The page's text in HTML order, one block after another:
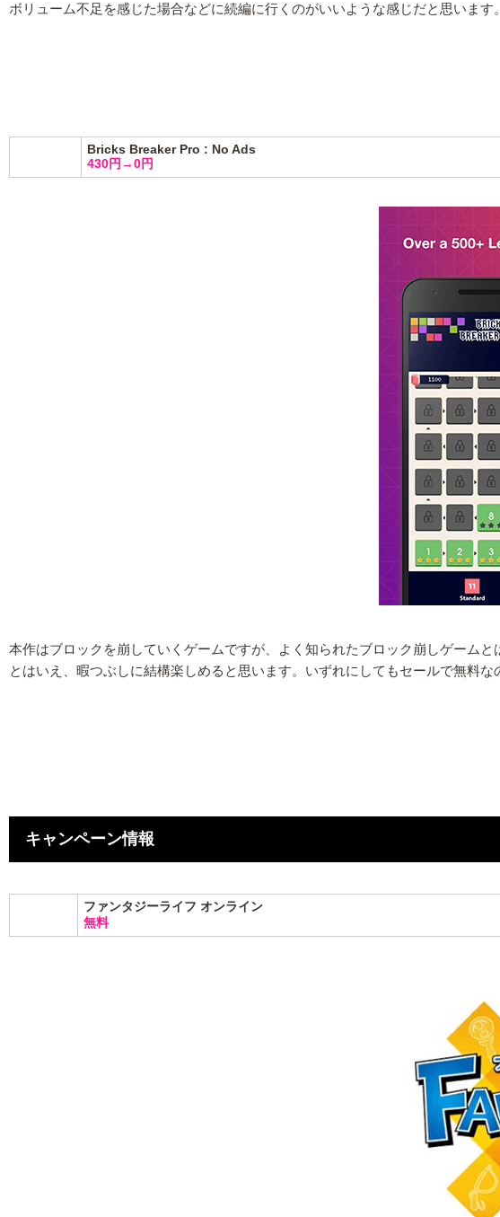
ボリューム不足を感じた場合などに続編に行くのがいいような感じだと思いま
Bricks Breaker Pro : No Ads
430円→0円
本作はブロックを崩していくゲームですが、よく知られたブロック崩しゲームと
とはいえ、暇つぶしに結構楽しめると思います。いずれにしてもセールで無料な
キャンペーン情報
ファンタジーライフ オンライン
無料